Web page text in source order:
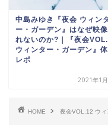
中島みゆき『夜会 ウィン
ー・ガーデン』はなぜ映像
れないのか?｜『夜会
ウィンター・ガーデン』
レポ
2021年1
HOME 夜会VOL.12 ウィ